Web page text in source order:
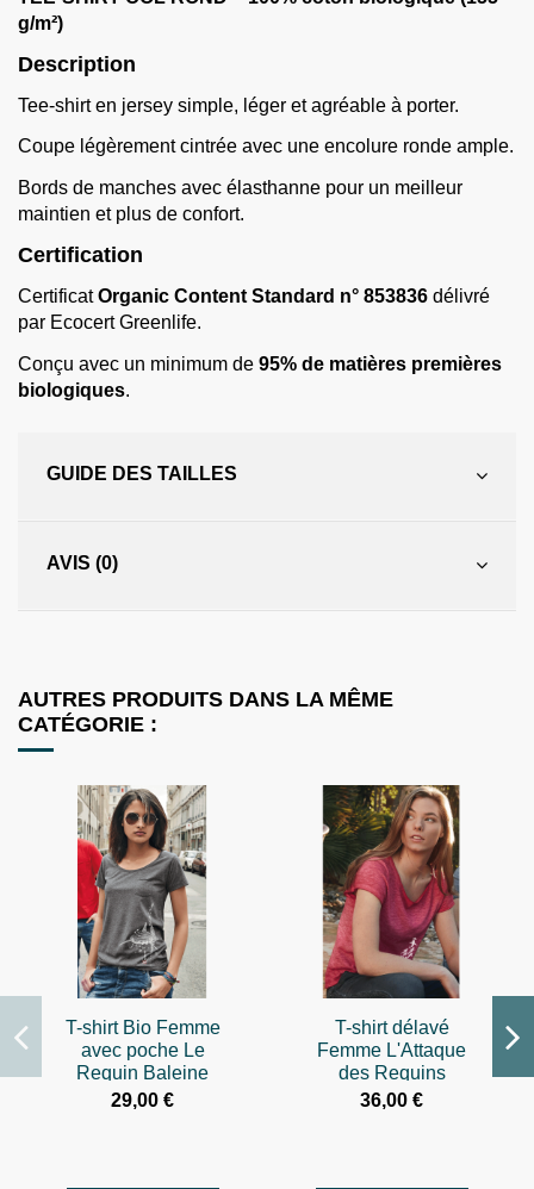
g/m²)
Description
Tee-shirt en jersey simple, léger et agréable à porter.
Coupe légèrement cintrée avec une encolure ronde ample.
Bords de manches avec élasthanne pour un meilleur
maintien et plus de confort.
Certification
CertificatOrganic Content Standard n° 853836 délivré
par Ecocert Greenlife.
Conçu avec un minimum de 95% de matières premières
biologiques.
GUIDE DES TAILLES
AVIS (0)
AUTRES PRODUITS DANS LA MÊME
CATÉGORIE :
T-shirt Bio Femme
avec poche Le
Requin Baleine
29,00 €
T-shirt délavé
Femme L'Attaque
des Requins
36,00 €